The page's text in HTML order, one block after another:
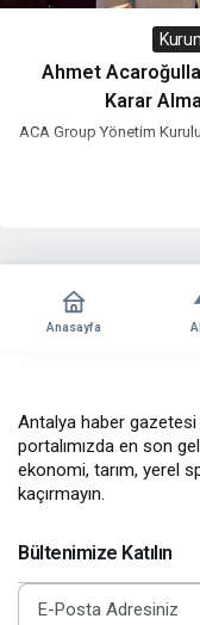
Ahmet
Karar
ACA Group Yönetim
Anasayfa
Antalya haber gazetesi
portalımızda en son
ekonomi, tarım, yerel
kaçırmayın.
Bültenimize Katılın